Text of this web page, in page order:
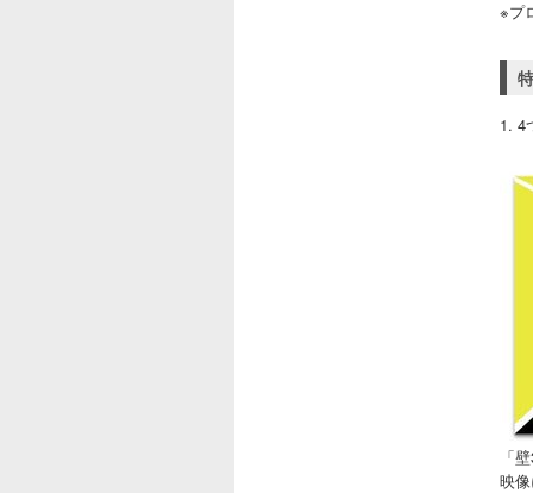
※プ
1. 4
「
映